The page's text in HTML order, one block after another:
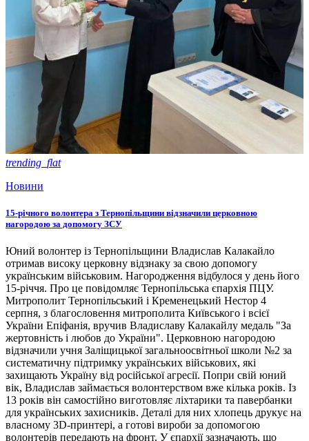
trending_flat
Новини
15-річного волонтера з Тернопільщини відзначили церковною
нагородою за допомогу ЗСУ
Юний волонтер із Тернопільщини Владислав Калакайло
отримав високу церковну відзнаку за свою допомогу
українським військовим. Нагородження відбулося у день його
15-річчя. Про це повідомляє Тернопільська єпархія ПЦУ.
Митрополит Тернопільський і Кременецький Нестор 4
серпня, з благословення митрополита Київського і всієї
України Епіфанія, вручив Владиславу Калакайлу медаль "За
жертовність і любов до України". Церковною нагородою
відзначили учня Заліщицької загальноосвітньої школи №2 за
систематичну підтримку українських військових, які
захищають Україну від російської агресії. Попри свій юний
вік, Владислав займається волонтерством вже кілька років. Із
13 років він самостійно виготовляє ліхтарики та павербанки
для українських захисників. Деталі для них хлопець друкує на
власному 3D-принтері, а готові вироби за допомогою
волонтерів передають на фронт. У єпархії зазначають, що